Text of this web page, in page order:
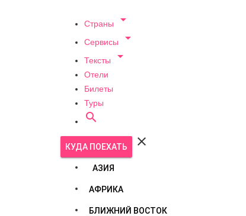
Страны 
Сервисы 
Тексты 
Отели
Билеты
Туры

КУДА ПОЕХАТЬ 
АЗИЯ
АФРИКА
БЛИЖНИЙ ВОСТОК